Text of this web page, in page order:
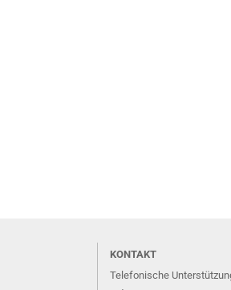
KONTAKT
Telefonische